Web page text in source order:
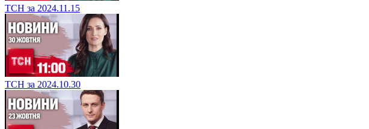
ТСН за 2024.11.15
ТСН за 2024.10.30